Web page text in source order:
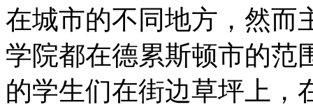
在城市的不同地方，然而
学院都在德累斯顿市的范
的学生们在街边草坪上，